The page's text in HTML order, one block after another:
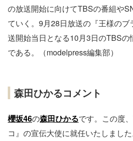
の放送開始に向けてTBSの番組や
ていく。9月28日放送の『王様の
送開始当日となる10月3日のTBSの
である。（modelpress編集部）
森田ひかるコメント
櫻坂46の森田ひかるです。この度
コ』の宣伝大使に就任いたしまし